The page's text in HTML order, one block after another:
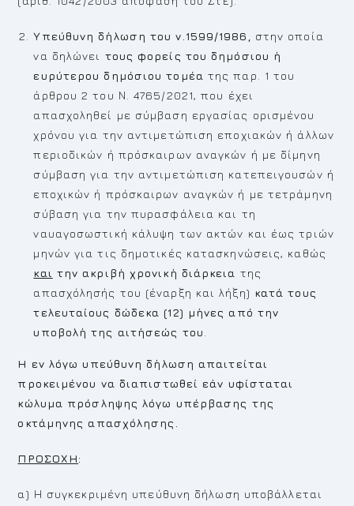
Υπεύθυνη δήλωση του ν.1599/1986, στην οποία
να δηλώνει τους φορείς του δημόσιου ή
ευρύτερου δημόσιου τομέα της παρ. 1 του
άρθρου 2 του Ν. 4765/2021, που έχει
απασχοληθεί με σύμβαση εργασίας ορισμένου
χρόνου για την αντιμετώπιση εποχιακών ή άλλων
περιοδικών ή πρόσκαιρων αναγκών ή με δίμηνη
σύμβαση για την αντιμετώπιση κατεπειγουσών ή
εποχικών ή πρόσκαιρων αναγκών ή με τετράμηνη
σύβαση για την πυρασφάλεια και τη
ναυαγοσωστική κάλυψη των ακτών και έως τριών
μηνών για τις δημοτικές κατασκηνώσεις, καθώς
και την ακριβή χρονική διάρκεια της
απασχόλησής του (έναρξη και λήξη) κατά τους
τελευταίους δώδεκα (12) μήνες από την
υποβολή της αιτήσεώς του
Η εν λόγω υπεύθυνη δήλωση απαιτείται
προκειμένου να διαπιστωθεί εάν υφίσταται
κώλυμα πρόσληψης λόγω υπέρβασης της
οκτάμηνης απασχόλησης.
ΠΡΟΣΟΧΗ:
α) Η συγκεκριμένη υπεύθυνη δήλωση υποβάλλεται